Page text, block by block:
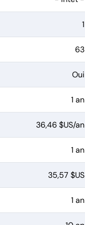
1
63
Oui
1 an
36,46 $US/an
1 an
35,57 $US
1 an